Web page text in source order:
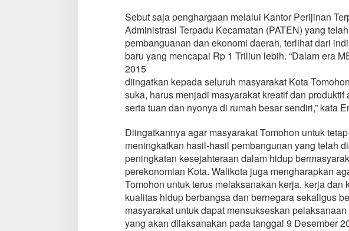
n
S
a
y
a
r
s
e
b
a
h
k
a
n
n
t
u
Sebut saja penghargaan melalui Kantor Perijinan
Administrasi Terpadu Kecamatan (PATEN) yang
pembanguanan dan ekonomi daerah, terlihat dari
baru yang mencapai Rp 1 Triliun lebih. “Dalam era
2015
diingatkan kepada seluruh masyarakat Kota
suka, harus menjadi masyarakat kreatif dan
serta tuan dan nyonya di rumah besar sendiri,” kata
Diingatkannya agar masyarakat Tomohon untuk
meningkatkan hasil-hasil pembangunan yang telah
peningkatan kesejahteraan dalam hidup
perekonomian Kota. Walikota juga mengharapkan
Tomohon untuk terus melaksanakan kerja, kerja dan
kualitas hidup berbangsa dan bernegara sekaligus
masyarakat untuk dapat mensukseskan
yang akan dilaksanakan pada tanggal 9 Desember